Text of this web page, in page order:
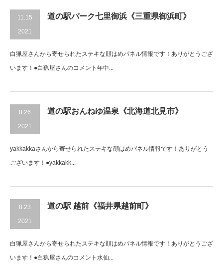
11.15
2021
道の駅パーク七里御浜《三重県御浜町》
白猟屋さんから寄せられたステキな顔はめパネル情報です！ありがとうござ
います！●白猟屋さんのコメント年中...
8.26
2021
道の駅おんねゆ温泉《北海道北見市》
yakkakkaさんから寄せられたステキな顔はめパネル情報です！ありがとう
ございます！●yakkakk...
8.23
2021
道の駅 越前《福井県越前町》
白猟屋さんから寄せられたステキな顔はめパネル情報です！ありがとうござ
います！●白猟屋さんのコメント水仙...